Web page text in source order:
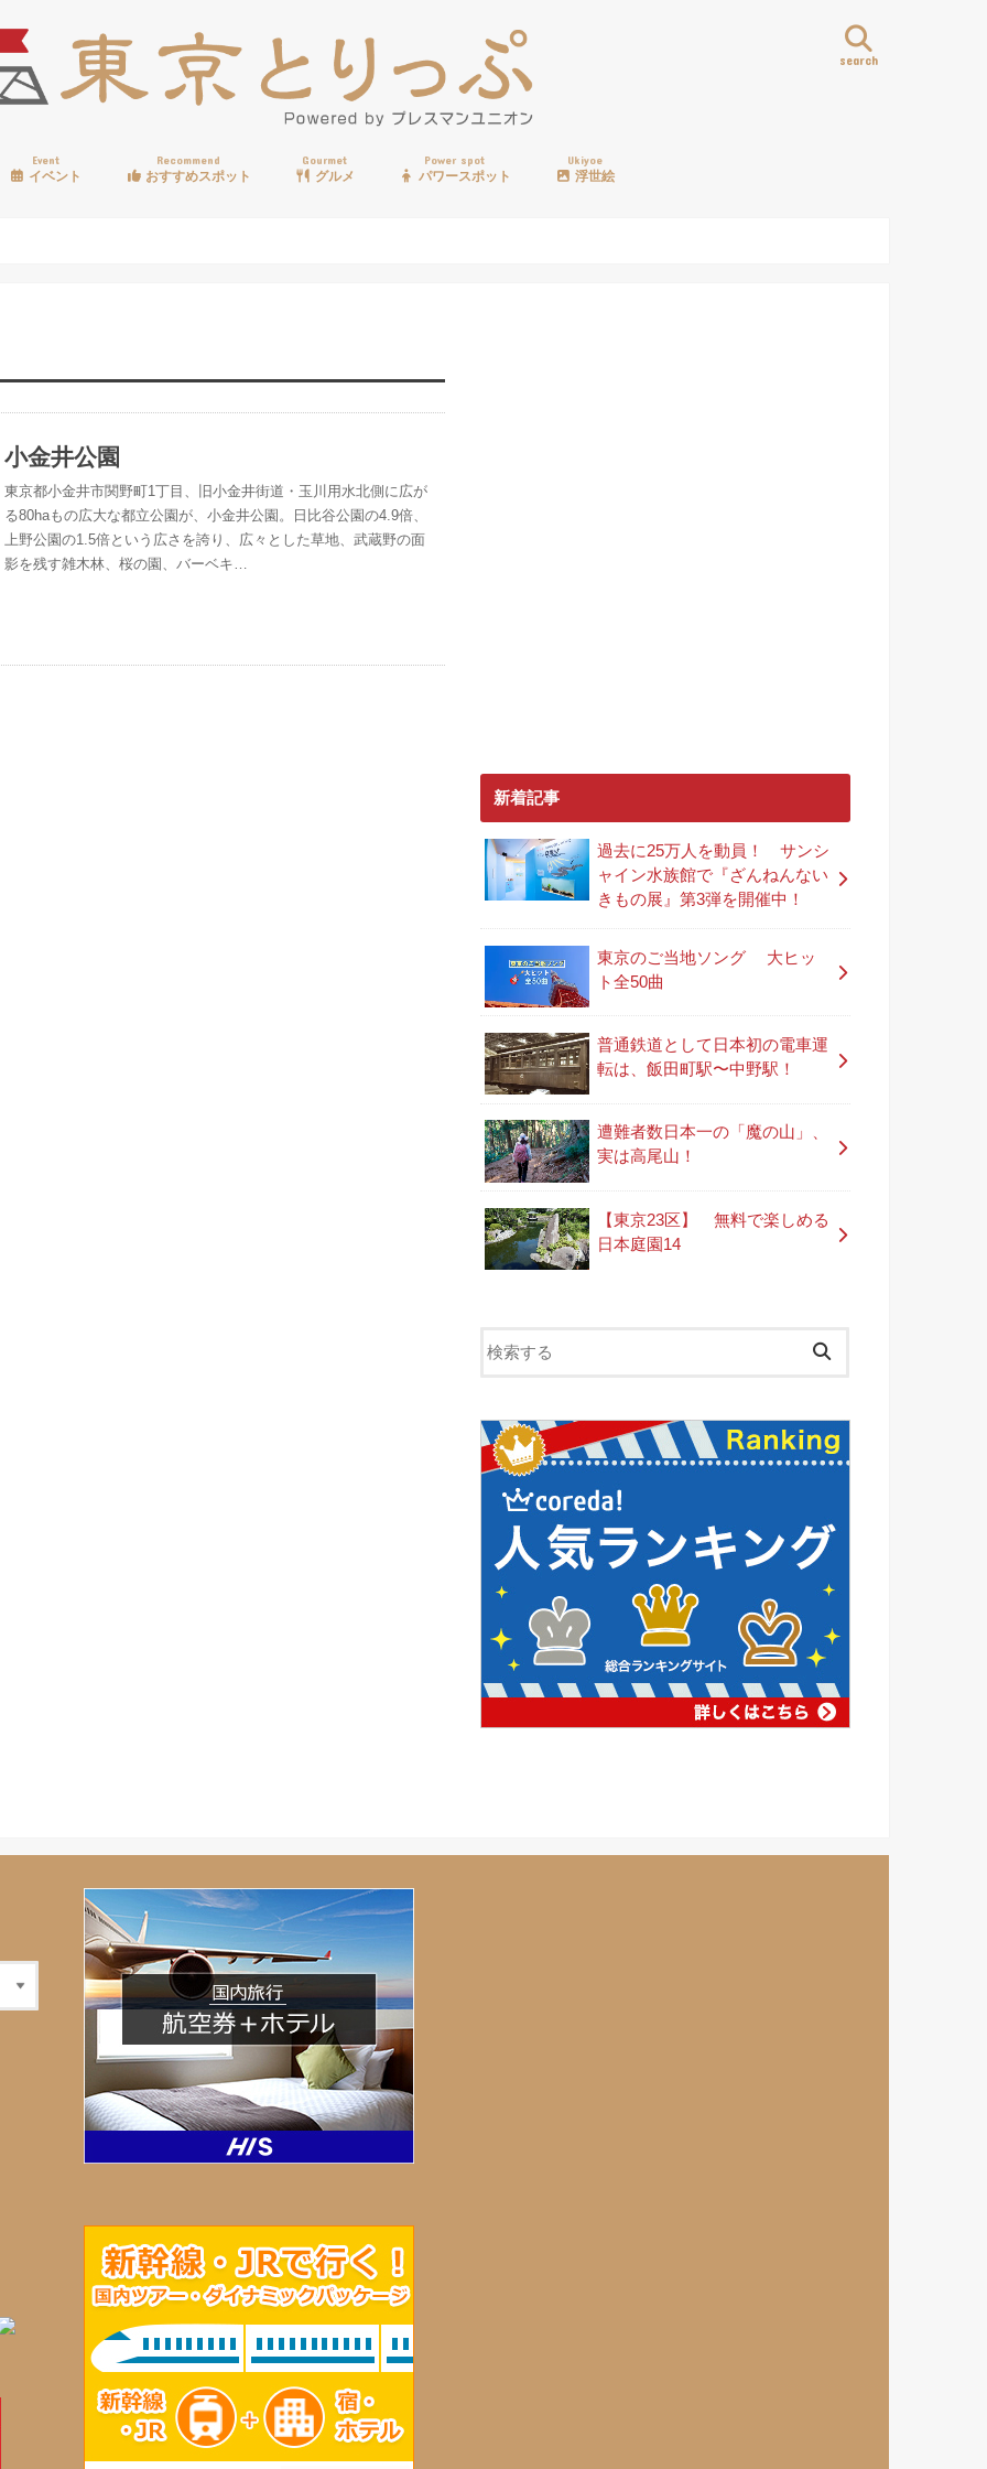
search
Event
イベント
Recommend
おすすめスポット
Gourmet
グルメ
Power spot
パワースポット
Ukiyoe
浮世絵
小金井公園
東京都小金井市関野町1丁目、旧小金井街道・玉川用水北側に広が
る80haもの広大な都立公園が、小金井公園。日比谷公園の4.9倍、
上野公園の1.5倍という広さを誇り、広々とした草地、武蔵野の面
影を残す雑木林、桜の園、バーベキ…
新着記事
過去に25万人を動員！ サンシ
ャイン水族館で『ざんねんない
きもの展』第3弾を開催中！
東京のご当地ソング 大ヒッ
ト全50曲
普通鉄道として日本初の電車運
転は、飯田町駅〜中野駅！
遭難者数日本一の「魔の山」、
実は高尾山！
【東京23区】 無料で楽しめる
日本庭園14